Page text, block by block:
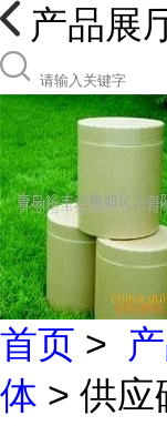
产品展
首页 >
体 > 供应